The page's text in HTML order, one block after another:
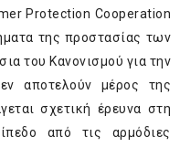
Protection Cooperation
της προστασίας των
του Κανονισμού για την
αποτελούν μέρος της
σχετική έρευνα στη
από τις αρμόδιες